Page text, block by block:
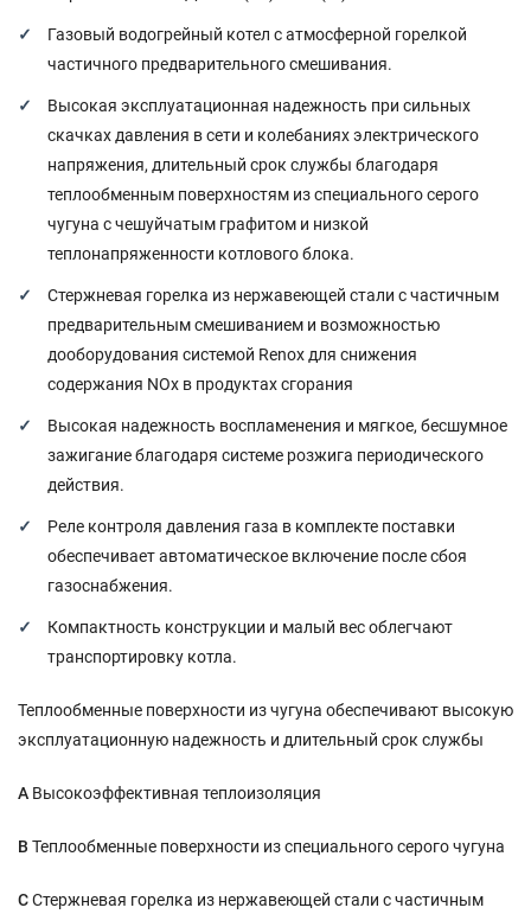
Газовый водогрейный котел с атмосферной горелкой
частичного предварительного смешивания.
Высокая эксплуатационная надежность при сильных
скачках давления в сети и колебаниях электрического
напряжения, длительный срок службы благодаря
теплообменным поверхностям из специального серого
чугуна с чешуйчатым графитом и низкой
теплонапряженности котлового блока.
Стержневая горелка из нержавеющей стали с частичным
предварительным смешиванием и возможностью
дооборудования системой Renox для снижения
содержания NOx в продуктах сгорания
Высокая надежность воспламенения и мягкое, бесшумное
зажигание благодаря системе розжига периодического
действия.
Реле контроля давления газа в комплекте поставки
обеспечивает автоматическое включение после сбоя
газоснабжения.
Компактность конструкции и малый вес облегчают
транспортировку котла.
Теплообменные поверхности из чугуна обеспечивают высокую
эксплуатационную надежность и длительный срок службы
A Высокоэффективная теплоизоляция
B Теплообменные поверхности из специального серого чугуна
CСтержневая горелка из нержавеющей стали с частичным